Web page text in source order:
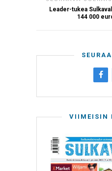
Leader-tukea
144 000
VIIMEISIN